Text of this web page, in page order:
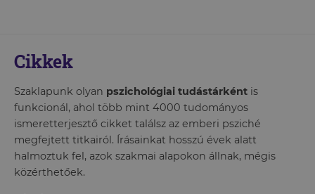
Cikkek
Szaklapunk olyan pszichológiai tudástárként is
funkcionál, ahol több mint 4000 tudományos
ismeretterjesztő cikket találsz az emberi psziché
megfejtett titkairól. Írásainkat hosszú évek alatt
halmoztuk fel, azok szakmai alapokon állnak, mégis
közérthetőek.